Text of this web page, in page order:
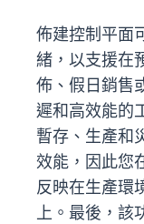
佈建控制平面
緒，以支援在
佈、假日銷售
遲和高效能的
暫存、生產和
效能，因此您
反映在生產環
上。最後，該